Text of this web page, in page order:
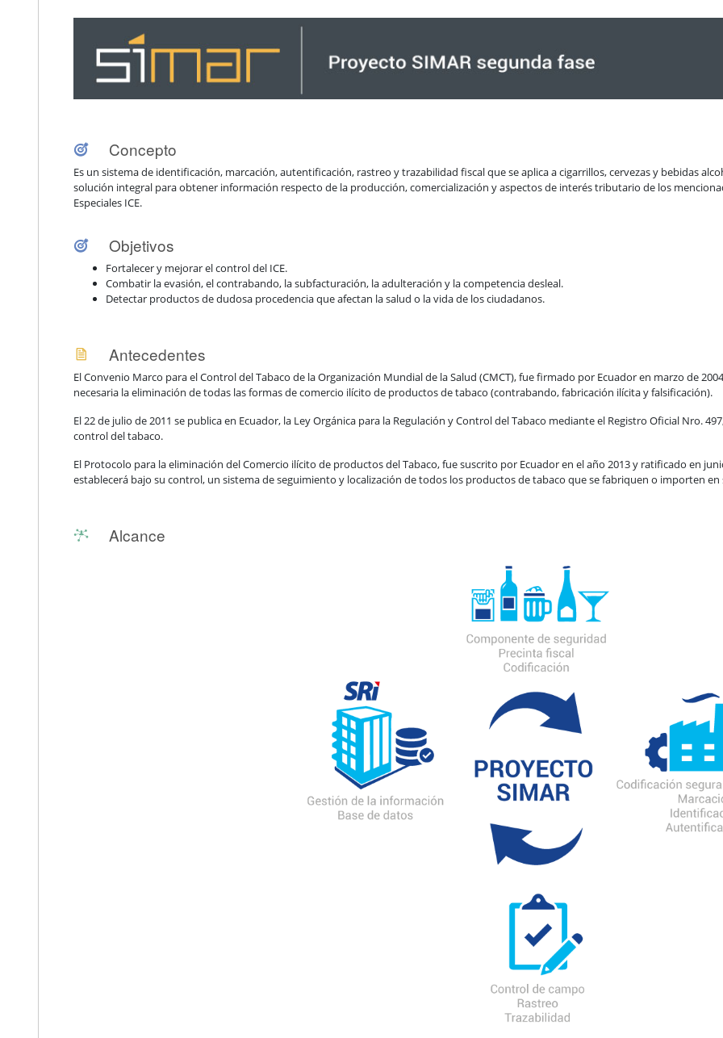
Concepto
Es un sistema de identificación, marcación, autentificación, rastreo y trazabilidad fiscal que se aplica a cigarrillos, cervezas y bebidas
solución integral para obtener información respecto de la producción, comercialización y aspectos de interés tributario de los
Especiales ICE.
Objetivos
Fortalecer y mejorar el control del ICE.
Combatir la evasión, el contrabando, la subfacturación, la adulteración y la competencia desleal.
Detectar productos de dudosa procedencia que afectan la salud o la vida de los ciudadanos.
Antecedentes
El Convenio Marco para el Control del Tabaco de la Organización Mundial de la Salud (CMCT), fue firmado por Ecuador en marzo de
necesaria la eliminación de todas las formas de comercio ilícito de productos de tabaco (contrabando, fabricación ilícita y falsificación).
El 22 de julio de 2011 se publica en Ecuador, la Ley Orgánica para la Regulación y Control del Tabaco mediante el Registro Oficial Nro.
control del tabaco.
El Protocolo para la eliminación del Comercio ilícito de productos del Tabaco, fue suscrito por Ecuador en el año 2013 y ratificado en
establecerá bajo su control, un sistema de seguimiento y localización de todos los productos de tabaco que se fabriquen o importen
Alcance